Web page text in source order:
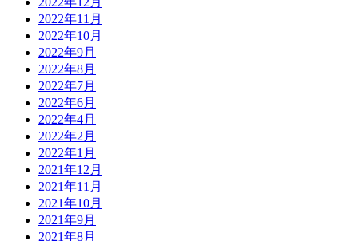
2022年11月
2022年10月
2022年9月
2022年8月
2022年7月
2022年6月
2022年4月
2022年2月
2022年1月
2021年12月
2021年11月
2021年10月
2021年9月
2021年8月